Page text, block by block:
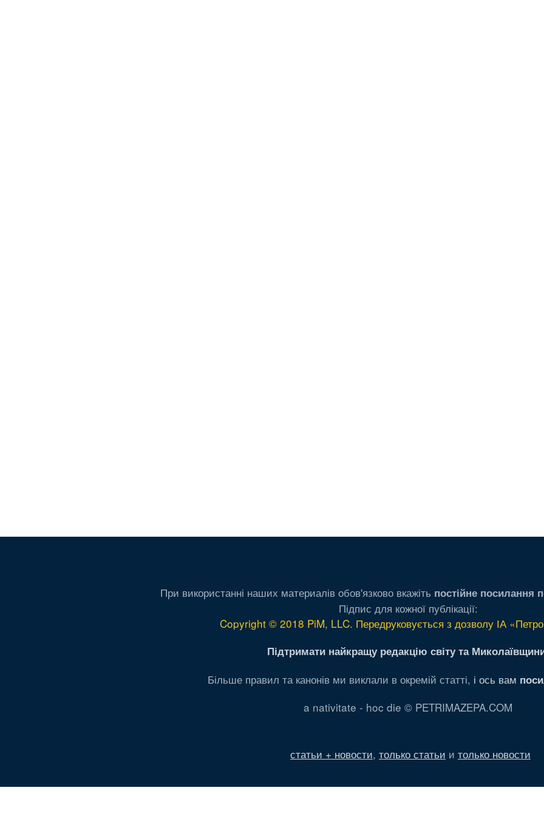
При використанні наших материалів обов'язково вкажіть постійне посилання
Підпис для кожної публікації:
Copyright © 2018 PiM, LLC. Передруковується з дозволу ІА
Підтримати найкращу редакцію світу та
Більше правил та канонів ми виклали в окремій статті, і ось вам
a nativitate - hoc die © PETRIMAZEPA.COM
статьи + новости, только статьи и только новости